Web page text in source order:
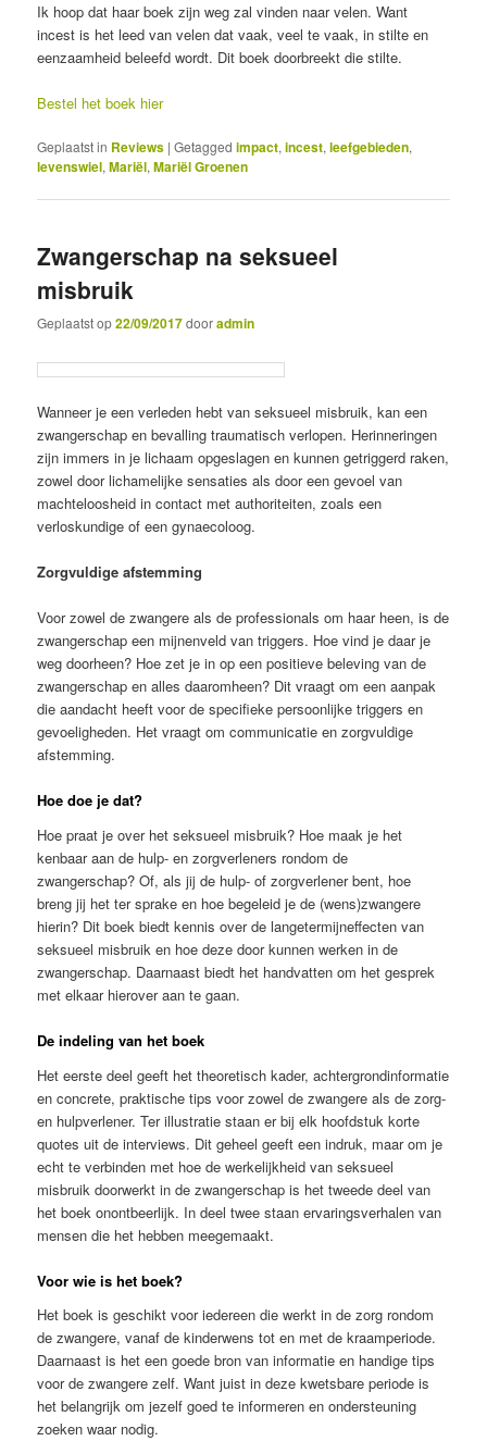
Ik hoop dat haar boek zijn weg zal vinden naar velen. Want
incest is het leed van velen dat vaak, veel te vaak, in stilte en
eenzaamheid beleefd wordt. Dit boek doorbreekt die stilte.
Bestel het boek hier
Geplaatst in Reviews |Getagged impact,incest,leefgebieden,
levenswiel,Mariël,Mariël Groenen
Zwangerschap na seksueel
misbruik
Geplaatst op22/09/2017dooradmin
Wanneer je een verleden hebt van seksueel misbruik, kan een
zwangerschap en bevalling traumatisch verlopen. Herinneringen
zijn immers in je lichaam opgeslagen en kunnen getriggerd raken,
zowel door lichamelijke sensaties als door een gevoel van
machteloosheid in contact met authoriteiten, zoals een
verloskundige of een gynaecoloog.
Zorgvuldige afstemming
Voor zowel de zwangere als de professionals om haar heen, is de
zwangerschap een mijnenveld van triggers. Hoe vind je daar je
weg doorheen? Hoe zet je in op een positieve beleving van de
zwangerschap en alles daaromheen? Dit vraagt om een aanpak
die aandacht heeft voor de specifieke persoonlijke triggers en
gevoeligheden. Het vraagt om communicatie en zorgvuldige
afstemming.
Hoe doe je dat?
Hoe praat je over het seksueel misbruik? Hoe maak je het
kenbaar aan de hulp- en zorgverleners rondom de
zwangerschap? Of, als jij de hulp- of zorgverlener bent, hoe
breng jij het ter sprake en hoe begeleid je de (wens)zwangere
hierin? Dit boek biedt kennis over de langetermijneffecten van
seksueel misbruik en hoe deze door kunnen werken in de
zwangerschap. Daarnaast biedt het handvatten om het gesprek
met elkaar hierover aan te gaan.
De indeling van het boek
Het eerste deel geeft het theoretisch kader, achtergrondinformatie
en concrete, praktische tips voor zowel de zwangere als de zorg-
en hulpverlener. Ter illustratie staan er bij elk hoofdstuk korte
quotes uit de interviews. Dit geheel geeft een indruk, maar om je
echt te verbinden met hoe de werkelijkheid van seksueel
misbruik doorwerkt in de zwangerschap is het tweede deel van
het boek onontbeerlijk. In deel twee staan ervaringsverhalen van
mensen die het hebben meegemaakt.
Voor wie is het boek?
Het boek is geschikt voor iedereen die werkt in de zorg rondom
de zwangere, vanaf de kinderwens tot en met de kraamperiode.
Daarnaast is het een goede bron van informatie en handige tips
voor de zwangere zelf. Want juist in deze kwetsbare periode is
het belangrijk om jezelf goed te informeren en ondersteuning
zoeken waar nodig.